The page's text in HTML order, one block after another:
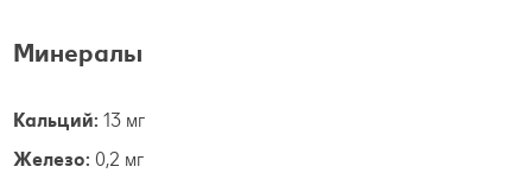
Минералы
Кальций: 13 мг
Железо: 0,2 мг